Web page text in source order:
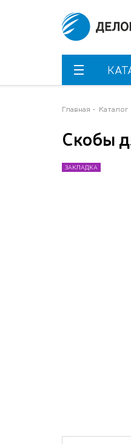
Главная Каталог
Скобы
ЗАКЛАДКА
ЗАКЛАДКА